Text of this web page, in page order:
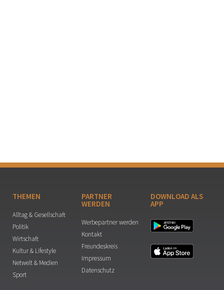
THEMEN
Alltag & Gesellschaft
Politik
Wirtschaft
Kultur & Lifestyle
Netwelt & Medien
Sport
PARTNER
WERDEN
Werbepartner werden
Kontakt
Freundeskreis
Impressum
Datenschutz
DOWNLOAD ALS
APP